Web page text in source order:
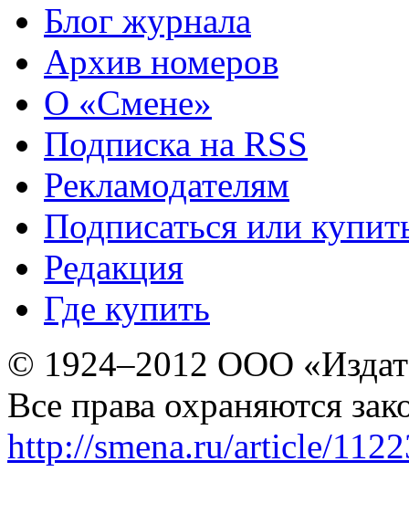
Блог журнала
Архив номеров
О «Смене»
Подписка на RSS
Рекламодателям
Подписаться или
Редакция
Где купить
© 1924–2012 ООО
Все права охраняются
http://smena.ru/article/